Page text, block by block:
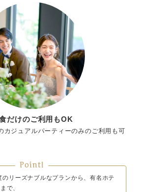
だけのご利用もOK
カジュアルパーティーのみのご利用も可
Point!
リーズナブルなプランから、有名ホテ
で、